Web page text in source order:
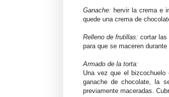
Ganache: hervir la crema e
quede una crema de
Relleno de frutillas: cortar las
para que se maceren
Armado de la torta:
Una vez que el
ganache de chocolate, la
previamente maceradas.